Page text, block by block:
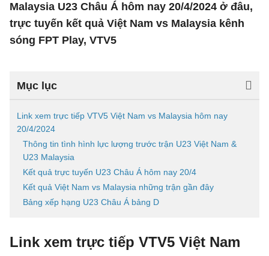
Malaysia U23 Châu Á hôm nay 20/4/2024 ở đâu,
trực tuyến kết quả Việt Nam vs Malaysia kênh
sóng FPT Play, VTV5
Mục lục
Link xem trực tiếp VTV5 Việt Nam vs Malaysia hôm nay
20/4/2024
Thông tin tình hình lực lượng trước trận U23 Việt Nam &
U23 Malaysia
Kết quả trực tuyến U23 Châu Á hôm nay 20/4
Kết quả Việt Nam vs Malaysia những trận gần đây
Bảng xếp hạng U23 Châu Á bảng D
Link xem trực tiếp VTV5 Việt Nam